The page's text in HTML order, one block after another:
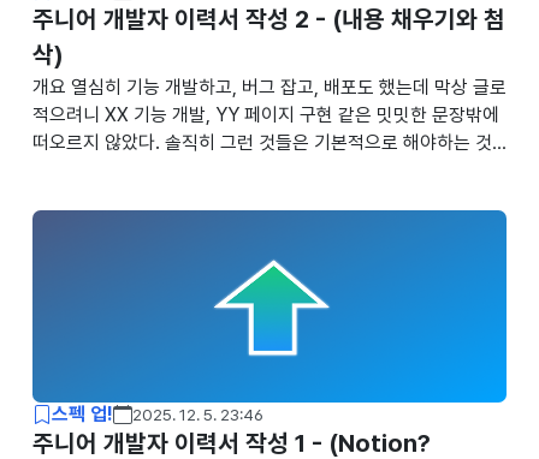
주니어 개발자 이력서 작성 2 - (내용 채우기와 첨
삭)
개요 열심히 기능 개발하고, 버그 잡고, 배포도 했는데 막상 글로
적으려니 XX 기능 개발, YY 페이지 구현 같은 밋밋한 문장밖에
떠오르지 않았다. 솔직히 그런 것들은 기본적으로 해야하는 것
라는 것을 쓰는건 작성하는 사람이나 읽는 사람이나 모두 시간
현업 개발자 지인들에게 피드백을 요청했다. 돌아온 답변은 이
랬다. "너무 겸손하게 작성하면 안돼.""이건 자랑인 거랑 자랑 아
없어. 임팩트를 끼쳤다는 증거가 될 만한 내용이 하나도 없잖
아." 이력서는 겸손을 떠..
스펙 업!
2025. 12. 5. 23:46
주니어 개발자 이력서 작성 1 - (Notion?